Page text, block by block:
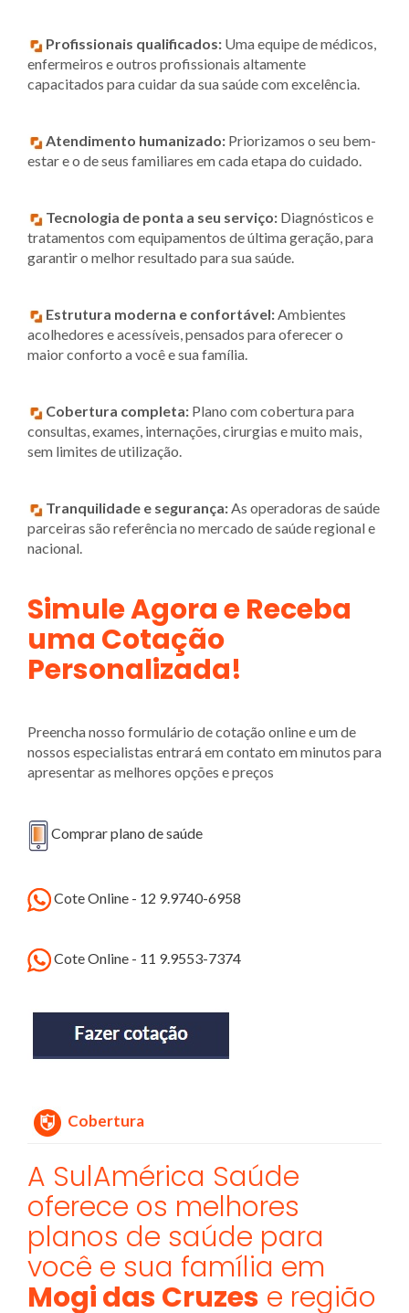
Profissionais qualificados: Uma equipe de médicos,
enfermeiros e outros profissionais altamente
capacitados para cuidar da sua saúde com excelência.
Atendimento humanizado: Priorizamos o seu bem-
estar e o de seus familiares em cada etapa do cuidado.
Tecnologia de ponta a seu serviço: Diagnósticos e
tratamentos com equipamentos de última geração, para
garantir o melhor resultado para sua saúde.
Estrutura moderna e confortável:Ambientes
acolhedores e acessíveis, pensados para oferecer o
maior conforto a você e sua família.
Cobertura completa: Plano com cobertura para
consultas, exames, internações, cirurgias e muito mais,
sem limites de utilização.
Tranquilidade e segurança:As operadoras de saúde
parceiras são referência no mercado de saúde regional e
nacional.
Simule Agora e Receba
uma Cotação
Personalizada!
Preencha nosso formulário de cotação online e um de
nossos especialistas entrará em contato em minutos para
apresentar as melhores opções e preços
Comprar plano de saúde
Cote Online - 12 9.9740-6958
Cote Online - 11 9.9553-7374
Cobertura
A SulAmérica Saúde
oferece os melhores
planos de saúde para
você e sua família em
Mogi das Cruzes e região